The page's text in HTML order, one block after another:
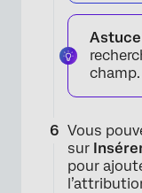
Astuce
champ.
Vous
sur
pour